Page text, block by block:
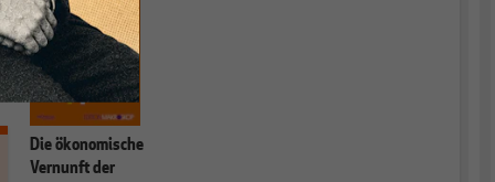
Die ökonomische
Vernunft der